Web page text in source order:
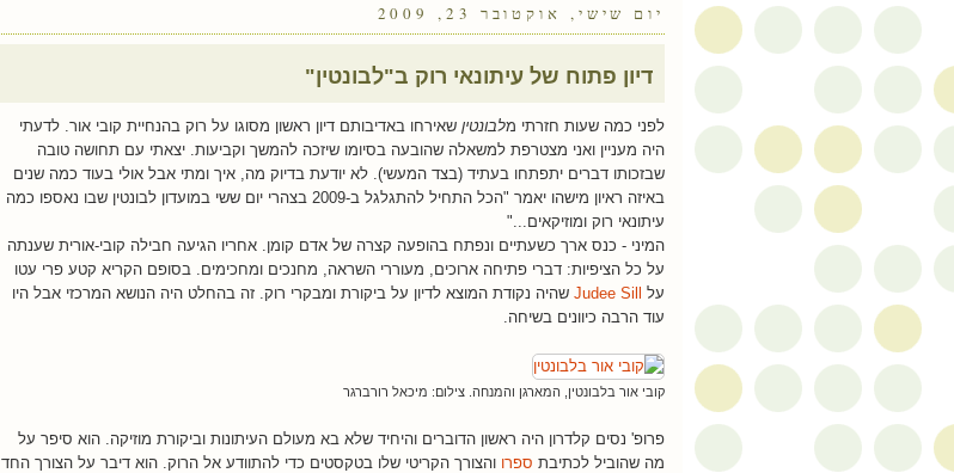
יום שישי, אוקטובר 23, 2009
דיון פתוח של עיתונאי רוק ב"לבונטין"
לפני כמה שעות חזרתי מלבונטין שאירחו באדיבותם דיון ראשון מסוגו על רוק בהנחיית קובי אור. לדעתי
היה מעניין ואני מצטרפת למשאלה שהובעה בסיומו שיזכה להמשך וקביעות. יצאתי עם תחושה טובה
שבזכותו דברים יתפתחו בעתיד (בצד המעשי). לא יודעת בדיוק מה, איך ומתי אבל אולי בעוד כמה שנים
באיזה ראיון מישהו יאמר "הכל התחיל להתגלגל ב-2009 בצהרי יום ששי במועדון לבונטין שבו נאספו כמה
עיתונאי רוק ומוזיקאים..."
המיני - כנס ארך כשעתיים ונפתח בהופעה קצרה של אדם קומן. אחריו הגיעה חבילה קובי-אורית שענתה
על כל הציפיות: דברי פתיחה ארוכים, מעוררי השראה, מחנכים ומחכימים. בסופם הקריא קטע פרי עטו
על
Judee Sill שהיה נקודת המוצא לדיון על ביקורת ומבקרי רוק. זה בהחלט היה הנושא המרכזי אבל היו
עוד הרבה כיוונים בשיחה.
קובי אור בלבונטין, המארגן והמנחה. צילום: מיכאל רורברגר
פרופ' נסים קלדרון היה ראשון הדוברים והיחיד שלא בא מעולם העיתונות וביקורת מוזיקה. הוא סיפר על
מה שהוביל לכתיבת ספרו והצורך הקריטי שלו בטקסטים כדי להתוודע אל הרוק. הוא דיבר על הצורך החד